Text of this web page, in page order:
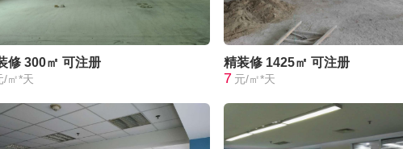
修 300㎡ 可注册
/㎡*天
精装修 1425㎡ 可注册
7 元/㎡*天